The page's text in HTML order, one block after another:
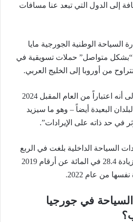
إلى الدول التي تبعد عنا مسافات
السياحة الوطنية الجورجية مايا
“بشكل متواصل” حملات تسويقية في
من أوروبا إلى الخليج العربي.
وأضافت: “تجدر الإشارة إلى أنه اعتباراً من العام المقبل 2024
البعيدة أيضاً – وهو ما سيزيد
في حد ذاته على الإيرادات”.
السياحة الداخلية بلغت في الربع
الثالث 1.44 مليار دولار، بزيادة 28.4 في المائة عن أرقام 2019
السياحة في جورجيا